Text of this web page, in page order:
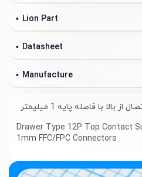
Lion Part
Datasheet
Manufacture
Drawer Type 12P Top Contact
1mm FFC/FPC Connectors